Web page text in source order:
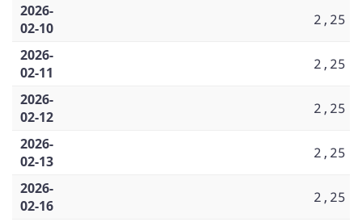
2026-
02-10
2,25
2026-
02-11
2,25
2026-
02-12
2,25
2026-
02-13
2,25
2026-
02-16
2,25